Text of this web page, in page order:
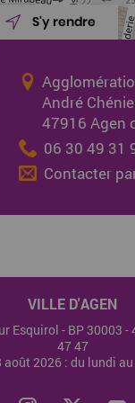
S'y rendre
André
47916 Agen
06 30 49 31
Contacter
VILLE D'AGEN
Esquirol - BP 30003 -
47 47
2026 : du lundi